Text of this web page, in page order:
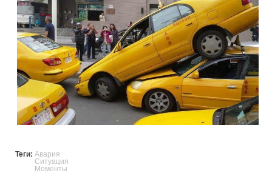
Теги: Авария
Ситуация
Моменты